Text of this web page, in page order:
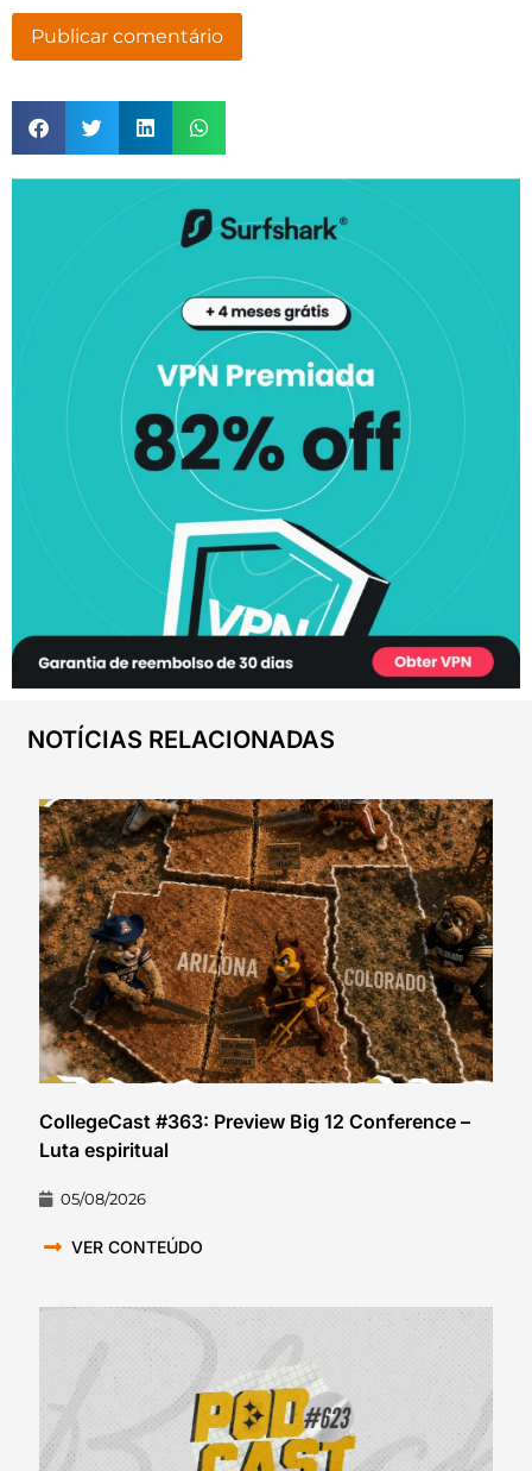
NOTÍCIAS RELACIONADAS
CollegeCast #363: Preview Big 12 Conference –
Luta espiritual
05/08/2026
VER CONTEÚDO